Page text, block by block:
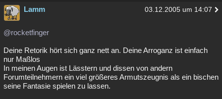
Lamm 03.12.2005 um 14:07
@rocketfinger
Deine Retorik hört sich ganz nett an. Deine Arroganz ist einfach
nur Maßlos
In meinen Augen ist Lässtern und dissen von andern
Forumteilnehmern ein viel größeres Armutszeugnis als ein bischen
seine Fantasie spielen zu lassen.